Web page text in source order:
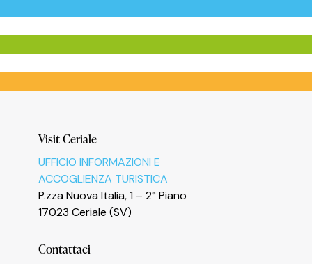
Visit Ceriale
UFFICIO INFORMAZIONI E
ACCOGLIENZA TURISTICA
P.zza Nuova Italia, 1 – 2° Piano
17023 Ceriale (SV)
Contattaci